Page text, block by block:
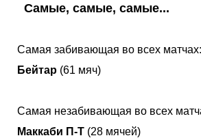
Самые, самые, самые...
Самая забивающая во всех матчах:
Бейтар (61 мяч)
Самая незабивающая во всех
Маккаби П-Т (28 мячей)